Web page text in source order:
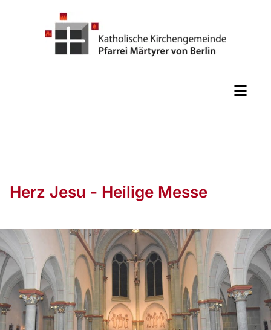
Herz Jesu - Heilige Messe